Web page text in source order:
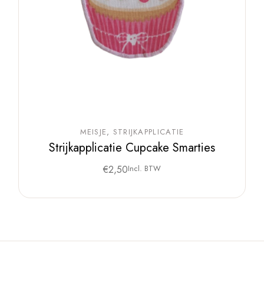
MEISJE STRIJKAPPLICATIE
Strijkapplicatie Cupcake Smarties
€2,50Incl. BTW